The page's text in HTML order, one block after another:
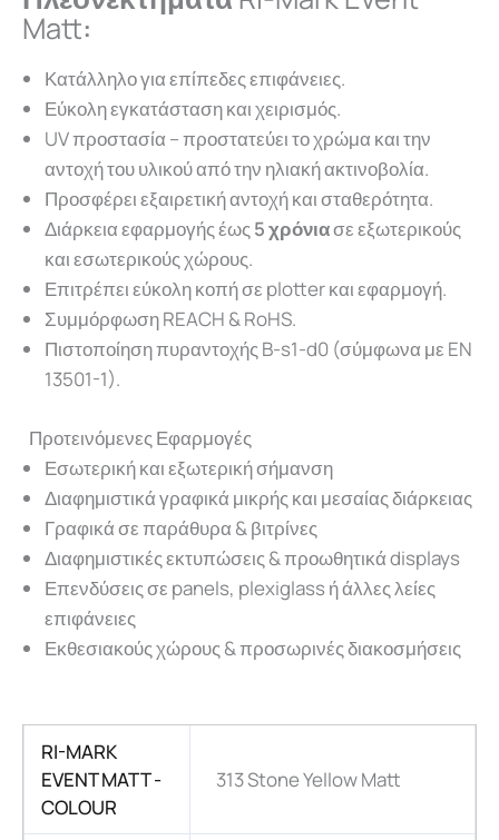
Matt:
Κατάλληλο για επίπεδες επιφάνειες.
Εύκολη εγκατάσταση και χειρισμός.
UV προστασία – προστατεύει το χρώμα και την
αντοχή του υλικού από την ηλιακή ακτινοβολία.
Προσφέρει εξαιρετική αντοχή και σταθερότητα.
Διάρκεια εφαρμογής έως 5 χρόνιασε εξωτερικούς
και εσωτερικούς χώρους.
Επιτρέπει εύκολη κοπή σε plotter και εφαρμογή.
Συμμόρφωση REACH & RoHS.
Πιστοποίηση πυραντοχής B-s1-d0 (σύμφωνα με EN
13501-1).
Προτεινόμενες Εφαρμογές
Εσωτερική και εξωτερική σήμανση
Διαφημιστικά γραφικά μικρής και μεσαίας διάρκειας
Γραφικά σε παράθυρα & βιτρίνες
Διαφημιστικές εκτυπώσεις & προωθητικά displays
Επενδύσεις σε panels, plexiglass ή άλλες λείες
επιφάνειες
Εκθεσιακούς χώρους & προσωρινές διακοσμήσεις
RI-MARK
EVENT MATT -
COLOUR
313 Stone Yellow Matt